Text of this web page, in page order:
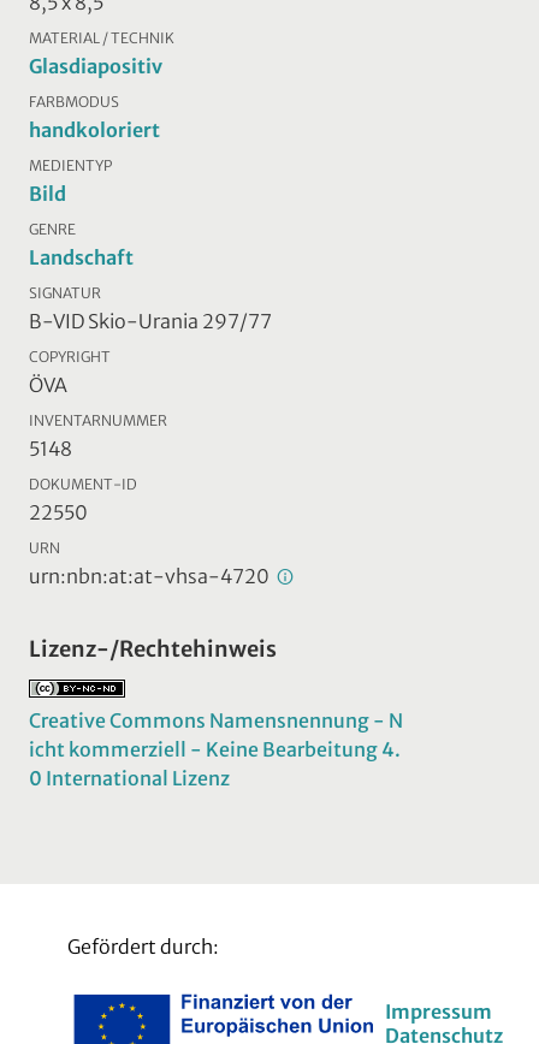
MATERIAL / TECHNIK
Glasdiapositiv
FARBMODUS
handkoloriert
MEDIENTYP
Bild
GENRE
Landschaft
SIGNATUR
B-VID Skio-Urania 297/77
COPYRIGHT
ÖVA
INVENTARNUMMER
5148
DOKUMENT-ID
22550
URN
urn:nbn:at:at-vhsa-4720
Lizenz-/Rechtehinweis
Creative Commons Namensnennung - N
icht kommerziell - Keine Bearbeitung 4.
0 International Lizenz
Gefördert durch:
Impressum
Datenschutz